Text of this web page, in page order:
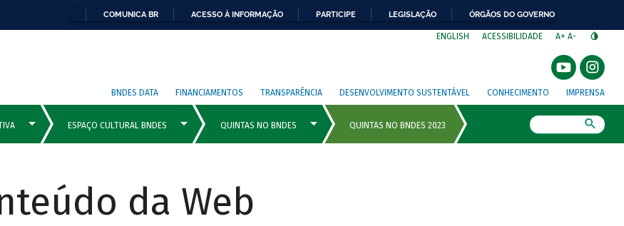
COMUNICA BR ACESSO À INFORMAÇÃO PARTICIPE LEGISLAÇÃO ÓRGÃOS DO GOVERNO
ENGLISH ACESSIBILIDADE A+ A-
BNDES DATA FINANCIAMENTOS TRANSPARÊNCIA DESENVOLVIMENTO SUSTENTÁVEL CONHECIMENTO IMPRENSA
da Web